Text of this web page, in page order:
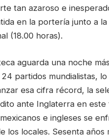
tan azaroso e
en la portería junto a
(18.00 horas).
aguarda una noche
partidos mundialistas,
esa cifra récord, la
ante Inglaterra en
e ingleses se
los locales. Sesenta años